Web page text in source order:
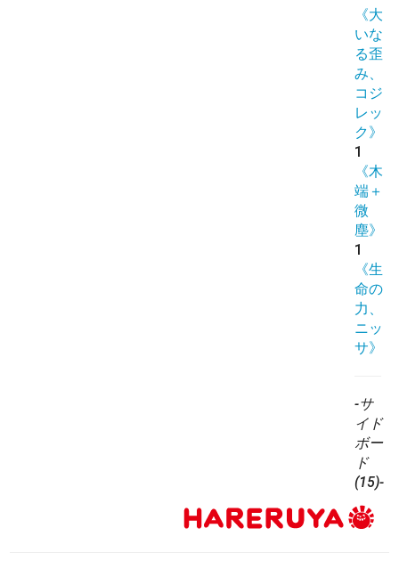
《大
いな
る歪
み、
コジ
レッ
ク》
1
《木
端＋
微
塵》
1
《生
命の
力、
ニッ
サ》
-サ
イド
ボー
ド
(15)-